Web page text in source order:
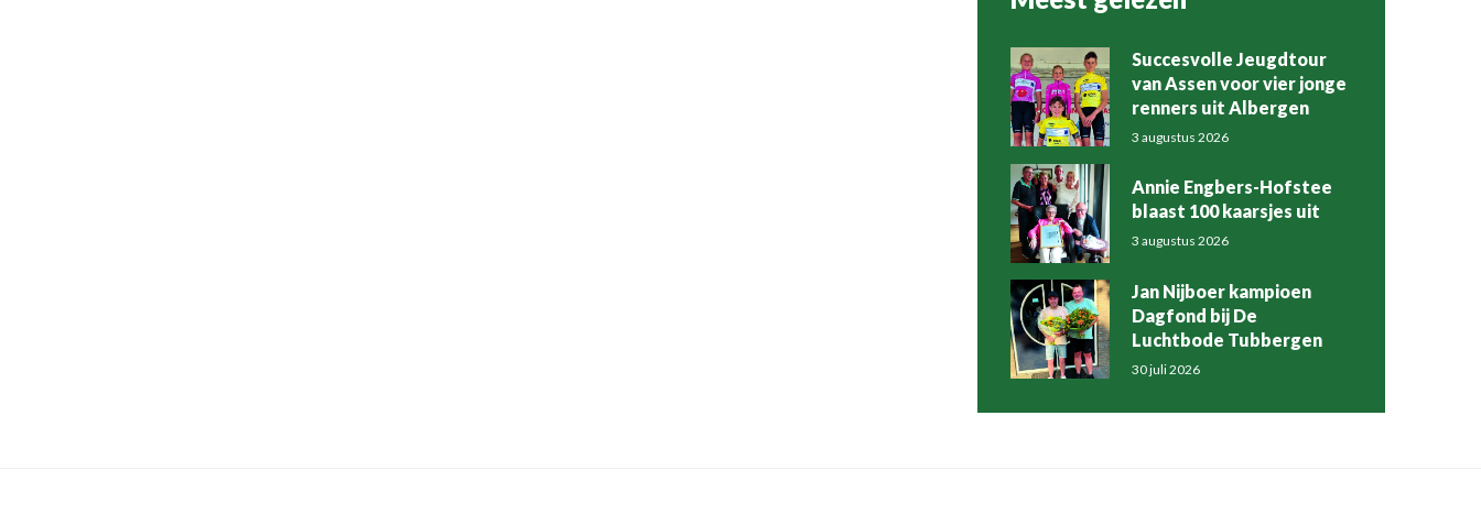
Succesvolle Jeugdtour
van Assen voor vier jonge
renners uit Albergen
3 augustus 2026
Annie Engbers-Hofstee
blaast 100 kaarsjes uit
3 augustus 2026
Jan Nijboer kampioen
Dagfond bij De
Luchtbode Tubbergen
30 juli 2026